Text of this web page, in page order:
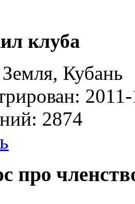
клуба
Кубань
2874
про